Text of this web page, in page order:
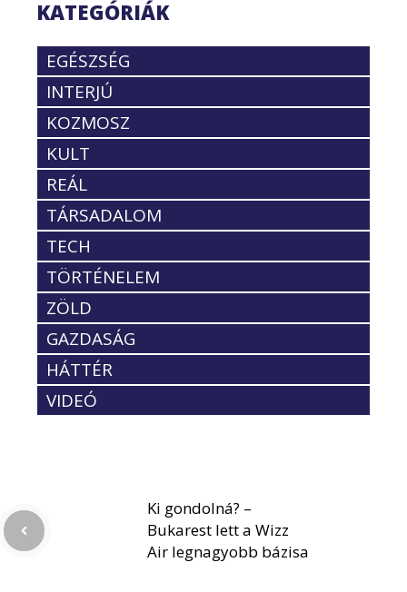
KATEGÓRIÁK
EGÉSZSÉG
INTERJÚ
KOZMOSZ
KULT
REÁL
TÁRSADALOM
TECH
TÖRTÉNELEM
ZÖLD
GAZDASÁG
HÁTTÉR
VIDEÓ
Ki gondolná? –
Bukarest lett a Wizz
Air legnagyobb bázisa